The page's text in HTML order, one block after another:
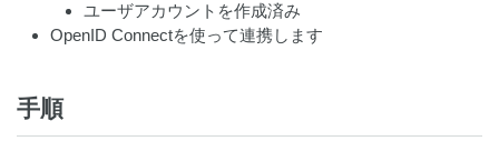
ユーザアカウントを作成済み
OpenID Connectを使って連携します
手順